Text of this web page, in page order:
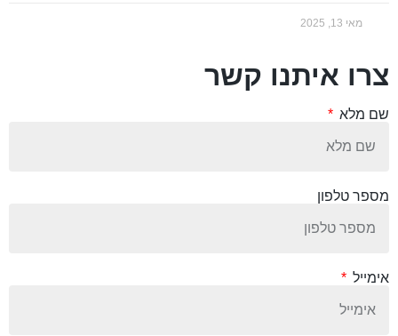
מאי 13, 2025
צרו איתנו קשר
שם מלא
מספר טלפון
אימייל